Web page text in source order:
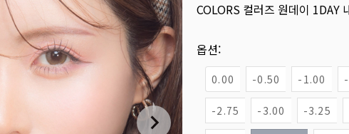
COLORS 컬러즈 원데이 1DAY
옵션:
0.00 -0.50 -1.00
-2.75 -3.00 -3.25